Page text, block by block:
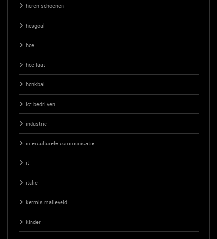
heren schoenen
hesgoal
hoe
hoe laat
honkbal
ict bedrijven
industrie
interculturele communicatie
it
italie
kermis malieveld
kinder